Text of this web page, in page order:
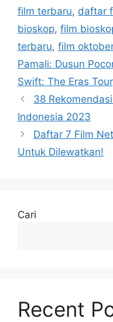
film terbaru, daftar
bioskop, film
terbaru, film
Pamali: Dusun
Swift: The Eras Tour
38
Indonesia 2023
Daftar 7 Film
Untuk Dilewatkan!
Cari
Recent